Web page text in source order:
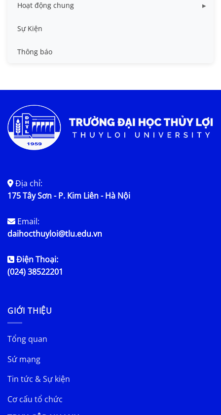
Hoạt động chung
Tin công tác sinh viên
Tin đào tạo
Tin tức chung
Sự Kiện
Thông báo
Địa chỉ:
175 Tây Sơn - P. Kim Liên - Hà Nội
Email:
daihocthuyloi@tlu.edu.vn
Điện Thoại:
(024) 38522201
GIỚI THIỆU
Tổng quan
Sứ mạng
Tin tức & Sự kiện
Cơ cấu tổ chức